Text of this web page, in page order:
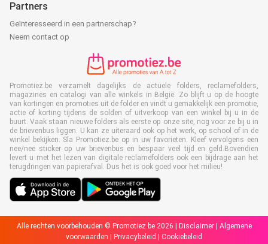
Partners
Geïnteresseerd in een partnerschap?
Neem contact op
Promotiez.be verzamelt dagelijks de actuele folders, reclamefolders,
magazines en catalogi van alle winkels in België. Zo blijft u op de hoogte
van kortingen en promoties uit de folder en vindt u gemakkelijk een promotie,
actie of korting tijdens de solden of uitverkoop van een winkel bij u in de
buurt. Vaak staan nieuwe folders als eerste op onze site, nog voor ze bij u in
de brievenbus liggen. U kan ze uiteraard ook op het werk, op school of in de
winkel bekijken. Sla Promotiez.be op in uw favorieten. Kleef vervolgens een
nee/nee sticker op uw brievenbus en bespaar veel tijd en geld.Bovendien
levert u met het lezen van digitale reclamefolders ook een bijdrage aan het
terugdringen van papierafval. Dus het is ook goed voor het milieu!
Alle rechten voorbehouden © Promotiez.be 2026 | Disclaimer| Algemene
voorwaarden
Privacybeleid Cookiebeleid